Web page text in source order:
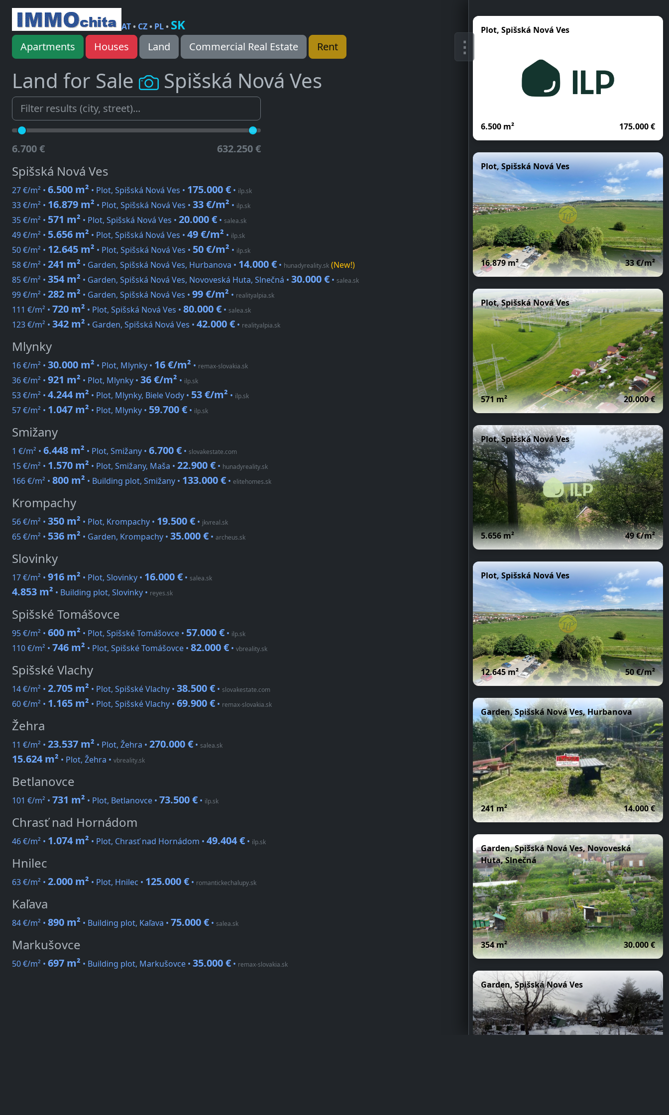
AT• CZ• PL• SK
Apartments Houses Land Commercial Real Estate Rent
Land for Sale Spišská Nová Ves
6.700 € 632.250 €
Spišská Nová Ves
27 €/m² • 6.500 m² • Plot, Spišská Nová Ves • 175.000 € • ilp.sk
33 €/m² • 16.879 m² • Plot, Spišská Nová Ves • 33 €/m² • ilp.sk
35 €/m² • 571 m² • Plot, Spišská Nová Ves • 20.000 € • salea.sk
49 €/m² • 5.656 m² • Plot, Spišská Nová Ves • 49 €/m² • ilp.sk
50 €/m² • 12.645 m² • Plot, Spišská Nová Ves • 50 €/m² • ilp.sk
58 €/m² • 241 m² • Garden, Spišská Nová Ves, Hurbanova • 14.000 € • hunadyreality.sk (New!)
85 €/m² • 354 m² • Garden, Spišská Nová Ves, Novoveská Huta, Slnečná • 30.000 € • salea.sk
99 €/m² • 282 m² • Garden, Spišská Nová Ves • 99 €/m² • realityalpia.sk
111 €/m² • 720 m² • Plot, Spišská Nová Ves • 80.000 € • salea.sk
123 €/m² • 342 m² • Garden, Spišská Nová Ves • 42.000 € • realityalpia.sk
Mlynky
16 €/m² • 30.000 m² • Plot, Mlynky • 16 €/m² • remax-slovakia.sk
36 €/m² • 921 m² • Plot, Mlynky • 36 €/m² • ilp.sk
53 €/m² • 4.244 m² • Plot, Mlynky, Biele Vody • 53 €/m² • ilp.sk
57 €/m² • 1.047 m² • Plot, Mlynky • 59.700 € • ilp.sk
Smižany
1 €/m² • 6.448 m² • Plot, Smižany • 6.700 € • slovakestate.com
15 €/m² • 1.570 m² • Plot, Smižany, Maša • 22.900 € • hunadyreality.sk
166 €/m² • 800 m² • Building plot, Smižany • 133.000 € • elitehomes.sk
Krompachy
56 €/m² • 350 m² • Plot, Krompachy • 19.500 € • jkvreal.sk
65 €/m² • 536 m² • Garden, Krompachy • 35.000 € • archeus.sk
Slovinky
17 €/m² • 916 m² • Plot, Slovinky • 16.000 € • salea.sk
4.853 m² • Building plot, Slovinky • reyes.sk
Spišské Tomášovce
95 €/m² • 600 m² • Plot, Spišské Tomášovce • 57.000 € • ilp.sk
110 €/m² • 746 m² • Plot, Spišské Tomášovce • 82.000 € • vbreality.sk
Spišské Vlachy
14 €/m² • 2.705 m² • Plot, Spišské Vlachy • 38.500 € • slovakestate.com
60 €/m² • 1.165 m² • Plot, Spišské Vlachy • 69.900 € • remax-slovakia.sk
Žehra
11 €/m² • 23.537 m² • Plot, Žehra • 270.000 € • salea.sk
15.624 m² • Plot, Žehra • vbreality.sk
Betlanovce
101 €/m² • 731 m² • Plot, Betlanovce • 73.500 € • ilp.sk
Chrasť nad Hornádom
46 €/m² • 1.074 m² • Plot, Chrasť nad Hornádom • 49.404 € • ilp.sk
Hnilec
63 €/m² • 2.000 m² • Plot, Hnilec • 125.000 € • romantickechalupy.sk
Kaľava
84 €/m² • 890 m² • Building plot, Kaľava • 75.000 € • salea.sk
Markušovce
50 €/m² • 697 m² • Building plot, Markušovce • 35.000 € • remax-slovakia.sk